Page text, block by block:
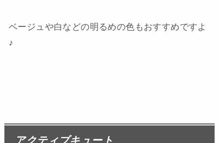
ベージュや白などの明るめの色もおすすめですよ
♪
アクティブキュート